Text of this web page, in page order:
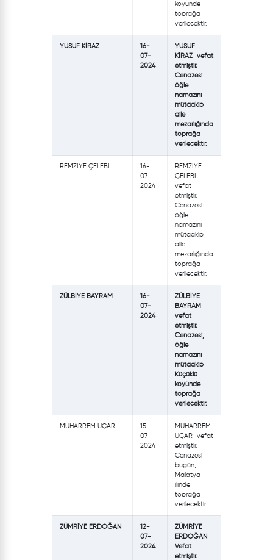
köyünde
toprağa
verilecektir.
YUSUF KİRAZ
16-
07-
2024
YUSUF
KİRAZ vefat
etmiştir.
Cenazesi
öğle
namazını
mütaakip
aile
mezarlığında
toprağa
verilecektir.
REMZİYE ÇELEBİ
16-
07-
2024
REMZİYE
ÇELEBİ
vefat
etmiştir.
Cenazesi
öğle
namazını
mütaakip
aile
mezarlığında
toprağa
verilecektir.
ZÜLBİYE BAYRAM
16-
07-
2024
ZÜLBİYE
BAYRAM
vefat
etmiştir.
Cenazesi,
öğle
namazını
mütaakip
Küçüklü
köyünde
toprağa
verilecektir.
MUHARREM UÇAR
15-
07-
2024
MUHARREM
UÇAR vefat
etmiştir.
Cenazesi
bugün,
Malatya
ilinde
toprağa
verilecektir.
ZÜMRİYE ERDOĞAN
12-
07-
2024
ZÜMRİYE
ERDOĞAN
Vefat
etmiştir.